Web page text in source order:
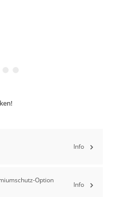
Info
Option
Info